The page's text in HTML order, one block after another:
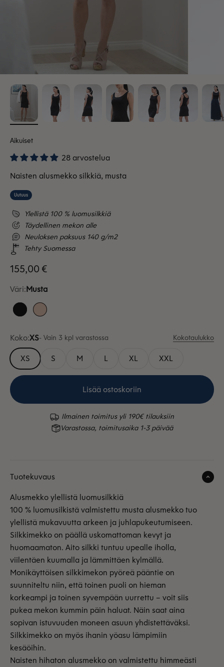
Aikuiset
28 arvostelua
Naisten alusmekko silkkiä, musta
Uutuus
Ylellistä 100 % luomusilkkiä
Täydellinen mekon alle
Neuloksen paksuus 140 g/m2
Tehty Suomessa
Alennushinta
155,00 €
Väri:Musta
MustaPuuteri
Koko:XS- Vain 3 kpl varastossa Kokotaulukko
XS S M L XL XXL
Lisää ostoskoriin
Ilmainen toimitus yli 190€ tilauksiin
Varastossa, toimitusaika 1-3 päivää
Tuotekuvaus
Alusmekko ylellistä luomusilkkiä
100 % luomusilkistä valmistettu musta alusmekko tuo
ylellistä mukavuutta arkeen ja juhlapukeutumiseen.
Silkkimekko on päällä uskomattoman kevyt ja
huomaamaton. Aito silkki tuntuu upealle iholla,
viilentäen kuumalla ja lämmittäen kylmällä.
Monikäyttöisen silkkimekon pyöreä pääntie on
suunniteltu niin, että toinen puoli on hieman
korkeampi ja toinen syvempään uurrettu – voit siis
pukea mekon kummin päin haluat. Näin saat aina
sopivan istuvuuden moneen asuun yhdistettäväksi.
Silkkimekko on myös ihanin yöasu lämpimiin
kesäöihin.
Naisten hihaton alusmekko on valmistettu himmeästi